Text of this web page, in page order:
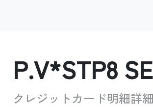
P.V*STP8
クレジットカード明細詳